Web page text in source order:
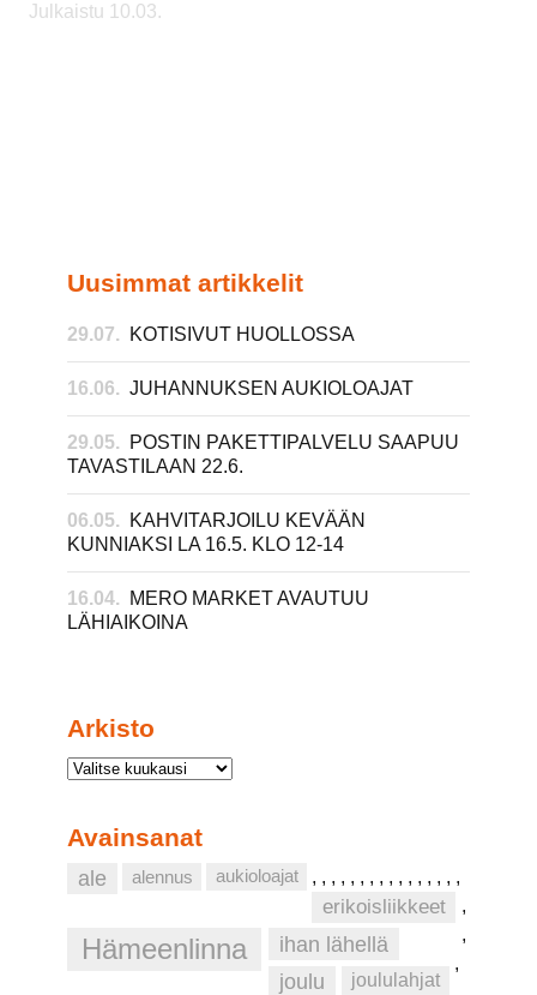
Julkaistu 10.03.
Uusimmat artikkelit
29.07. KOTISIVUT HUOLLOSSA
16.06. JUHANNUKSEN AUKIOLOAJAT
29.05.
POSTIN PAKETTIPALVELU SAAPUU
TAVASTILAAN 22.6.
06.05.
KAHVITARJOILU KEVÄÄN
KUNNIAKSI LA 16.5. KLO 12-14
16.04.
MERO MARKET AVAUTUU
LÄHIAIKOINA
Arkisto
Avainsanat
ale ,
alennus ,
aukioloajat ,
erikoisliikkeet
,
Hämeenlinna
,
ihan lähellä
,
joulu
,
joululahjat
, , , , , , , , ,
,
,
,